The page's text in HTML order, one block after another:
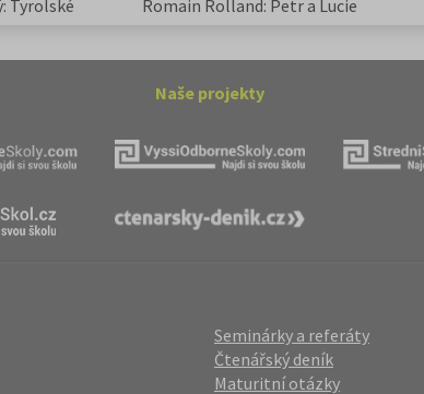
Tyrolské
Romain Rolland: Petr a Lucie
Naše projekty
Seminárky a referáty
Čtenářský deník
Maturitní otázky